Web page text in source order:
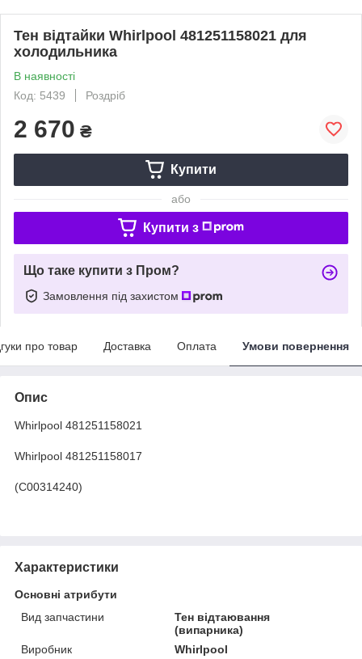
Тен відтайки Whirlpool 481251158021 для
холодильника
В наявності
Код: 5439
Роздріб
2 670 ₴
Купити
або
Купити з
Що таке купити з Пром?
Замовлення під захистом
про товар Доставка Оплата Умови повернення
Опис
Whirlpool 481251158021
Whirlpool 481251158017
(C00314240)
Характеристики
Основні атрибути
Вид запчастини
Тен відтаювання
(випарника)
Виробник
Whirlpool